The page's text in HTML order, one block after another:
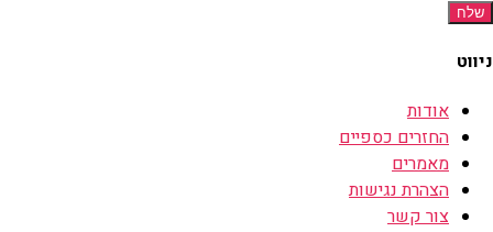
שלח
ניווט
אודות
החזרים כספיים
מאמרים
הצהרת נגישות
צור קשר